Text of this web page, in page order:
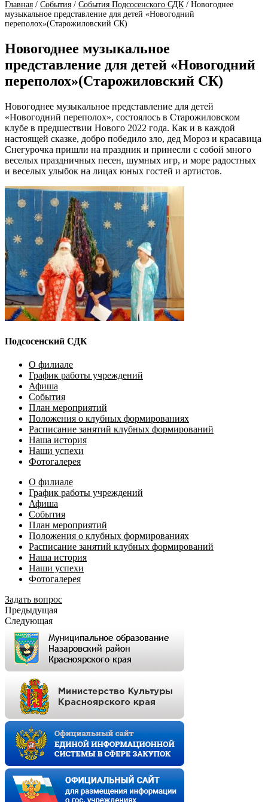
Главная / События / События Подсосенского СДК / Новогоднее
музыкальное представление для детей «Новогодний
переполох»(Старожиловский СК)
Новогоднее музыкальное
представление для детей «Новогодний
переполох»(Старожиловский СК)
Новогоднее музыкальное представление для детей
«Новогодний переполох», состоялось в Старожиловском
клубе в предшествии Нового 2022 года. Как и в каждой
настоящей сказке, добро победило зло, дед Мороз и красавица
Снегурочка пришли на праздник и принесли с собой много
веселых праздничных песен, шумных игр, и море радостных
и веселых улыбок на лицах юных гостей и артистов.
Подсосенский СДК
О филиале
График работы учреждений
Афиша
События
План мероприятий
Положения о клубных формированиях
Расписание занятий клубных формирований
Наша история
Наши успехи
Фотогалерея
О филиале
График работы учреждений
Афиша
События
План мероприятий
Положения о клубных формированиях
Расписание занятий клубных формирований
Наша история
Наши успехи
Фотогалерея
Задать вопрос
Предыдущая
Следующая